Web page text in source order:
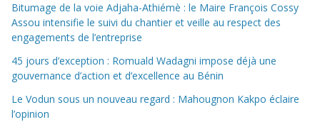
Bitumage de la voie Adjaha-Athiémè : le Maire François Cossy
Assou intensifie le suivi du chantier et veille au respect des
engagements de l’entreprise
45 jours d’exception : Romuald Wadagni impose déjà une
gouvernance d’action et d’excellence au Bénin
Le Vodun sous un nouveau regard : Mahougnon Kakpo éclaire
l’opinion